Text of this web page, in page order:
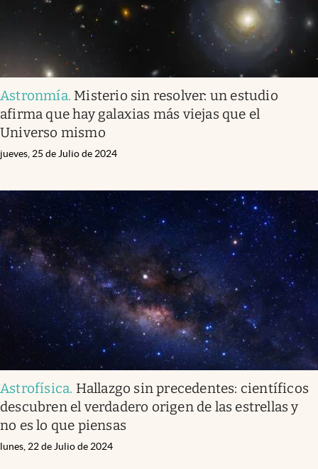
Astronmía. Misterio sin resolver: un estudio
afirma que hay galaxias más viejas que el
Universo mismo
jueves, 25 de Julio de 2024
Astrofísica. Hallazgo sin precedentes: científicos
descubren el verdadero origen de las estrellas y
no es lo que piensas
lunes, 22 de Julio de 2024